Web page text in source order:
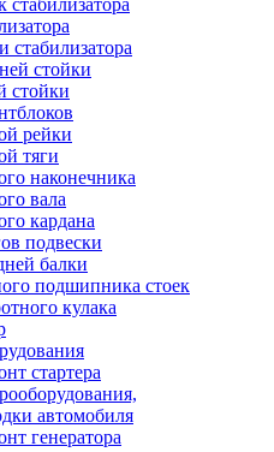
стабилизатора
стабилизатора
стойки
стойки
рейки
тяги
наконечника
вала
кардана
подвески
балки
подшипника стоек
кулака
стартера
автомобиля
генератора